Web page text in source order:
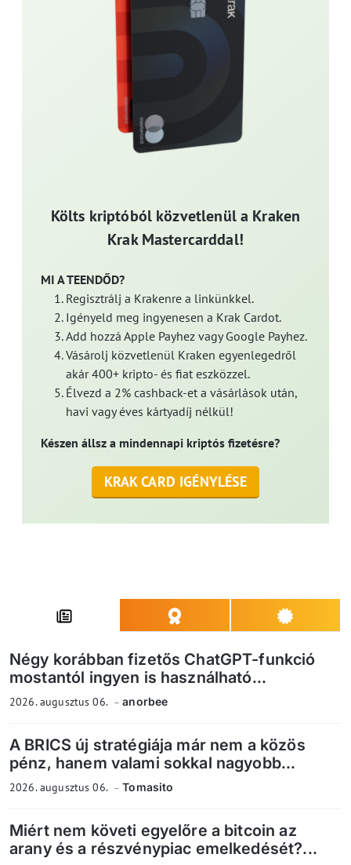
Költs kriptóból közvetlenül a Kraken
Krak Mastercarddal!
MI A TEENDŐD?
Regisztrálj a Krakenre a linkünkkel.
Igényeld meg ingyenesen a Krak Cardot.
Add hozzá Apple Payhez vagy Google Payhez.
Vásárolj közvetlenül Kraken egyenlegedről
akár 400+ kripto- és fiat eszközzel.
Élvezd a 2% cashback-et a vásárlások után,
havi vagy éves kártyadíj nélkül!
Készen állsz a mindennapi kriptós fizetésre?
KRAK CARD IGÉNYLÉSE
Négy korábban fizetős ChatGPT-funkció
mostantól ingyen is használható...
2026. augusztus 06. anorbee
A BRICS új stratégiája már nem a közös
pénz, hanem valami sokkal nagyobb...
2026. augusztus 06. Tomasito
Miért nem követi egyelőre a bitcoin az
arany és a részvénypiac emelkedését?...